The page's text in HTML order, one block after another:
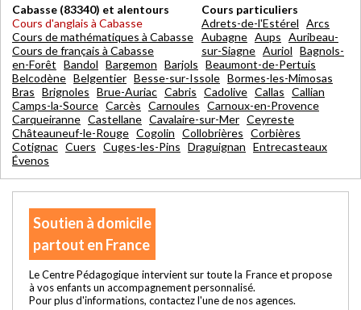
Cabasse (83340) et alentours
Cours d'anglais à Cabasse
Cours de mathématiques à Cabasse
Cours de français à Cabasse
Cours particuliers
Adrets-de-l'Estérel Arcs
Aubagne Aups Auribeau-
sur-Siagne Auriol Bagnols-
en-Forêt Bandol Bargemon Barjols Beaumont-de-Pertuis
Belcodène Belgentier Besse-sur-Issole Bormes-les-Mimosas
Bras Brignoles Brue-Auriac Cabris Cadolive Callas Callian
Camps-la-Source Carcès Carnoules Carnoux-en-Provence
Carqueiranne Castellane Cavalaire-sur-Mer Ceyreste
Châteauneuf-le-Rouge Cogolin Collobrières Corbières
Cotignac Cuers Cuges-les-Pins Draguignan Entrecasteaux
Évenos
Soutien à domicile
partout en France
Le Centre Pédagogique intervient sur toute la France et propose
à vos enfants un accompagnement personnalisé.
Pour plus d'informations, contactez l'une de nos agences.